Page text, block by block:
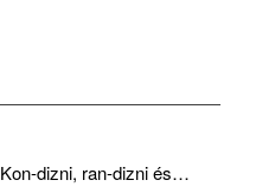
Kon-dizni, ran-dizni és…